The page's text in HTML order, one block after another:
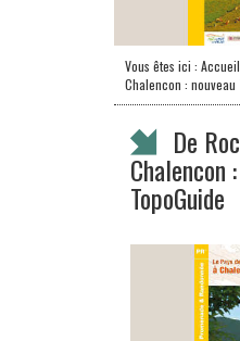
Vous êtes ici : Accueil
Chalencon : nouveau
De
Chalencon
TopoGuide